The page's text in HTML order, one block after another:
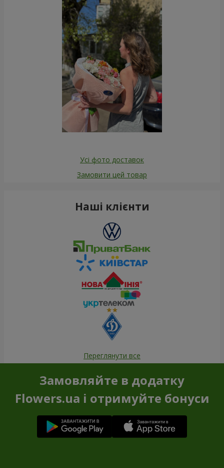
Усі фото доставок
Замовити цей товар
Наші клієнти
Переглянути все
Замовляйте в додатку
Flowers.ua і отримуйте бонуси